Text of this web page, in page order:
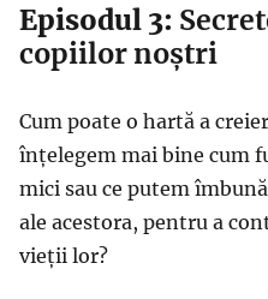
Episodul 3:
copiilor noștri
Cum poate o hartă a
înțelegem mai bine cum
mici sau ce putem
ale acestora, pentru a
vieții lor?